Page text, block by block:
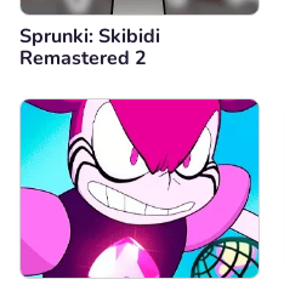
Sprunki: Skibidi
Remastered 2